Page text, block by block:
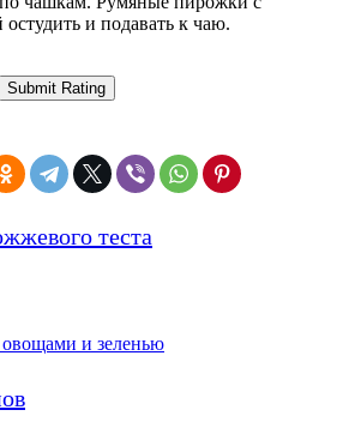
и подавать к чаю.
Submit Rating
теста
и зеленью